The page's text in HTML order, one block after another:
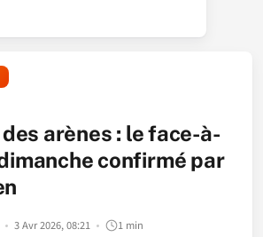
arènes : le face-à-
confirmé par
3 Avr 2026, 08:21 1 min